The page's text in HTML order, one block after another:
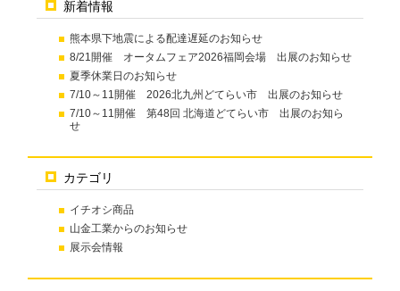
新着情報
熊本県下地震による配達遅延のお知らせ
8/21開催 オータムフェア2026福岡会場 出展のお知らせ
夏季休業日のお知らせ
7/10～11開催 2026北九州どてらい市 出展のお知らせ
7/10～11開催 第48回 北海道どてらい市 出展のお知ら
せ
カテゴリ
イチオシ商品
山金工業からのお知らせ
展示会情報